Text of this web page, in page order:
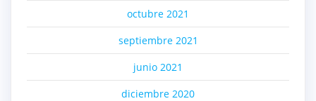
octubre 2021
septiembre 2021
junio 2021
diciembre 2020